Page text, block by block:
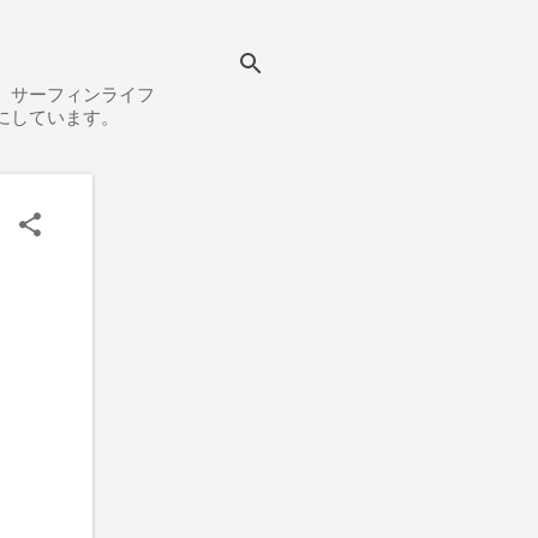
サーフィンライフ
ています。